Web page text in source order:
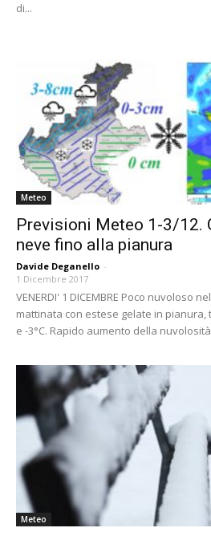
di...
Meteo
Previsioni Meteo 1-3/12.
neve fino alla pianura
Davide Deganello -
1 Dicembre 2017
VENERDI' 1 DICEMBRE Poco nuvoloso
mattinata con estese gelate in pianura,
e -3°C. Rapido aumento della
Meteo